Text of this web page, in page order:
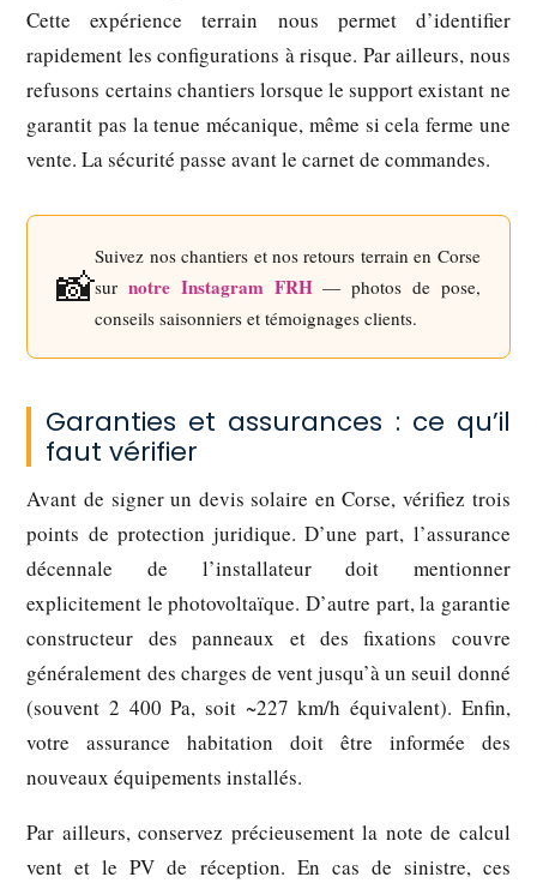
Cette expérience terrain nous permet d’identifier
rapidement les configurations à risque. Par ailleurs, nous
refusons certains chantiers lorsque le support existant ne
garantit pas la tenue mécanique, même si cela ferme une
vente. La sécurité passe avant le carnet de commandes.
📸
Suivez nos chantiers et nos retours terrain en Corse
surnotre Instagram FRH— photos de pose,
conseils saisonniers et témoignages clients.
Garanties et assurances : ce qu’il
faut vérifier
Avant de signer un devis solaire en Corse, vérifiez trois
points de protection juridique. D’une part, l’assurance
décennale de l’installateur doit mentionner
explicitement le photovoltaïque. D’autre part, la garantie
constructeur des panneaux et des fixations couvre
généralement des charges de vent jusqu’à un seuil donné
(souvent 2 400 Pa, soit ~227 km/h équivalent). Enfin,
votre assurance habitation doit être informée des
nouveaux équipements installés.
Par ailleurs, conservez précieusement la note de calcul
vent et le PV de réception. En cas de sinistre, ces